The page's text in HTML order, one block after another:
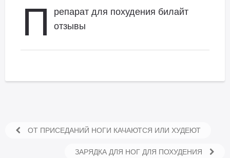
П
репарат для похудения билайт
отзывы
ОТ ПРИСЕДАНИЙ НОГИ КАЧАЮТСЯ ИЛИ ХУДЕЮТ
ЗАРЯДКА ДЛЯ НОГ ДЛЯ ПОХУДЕНИЯ